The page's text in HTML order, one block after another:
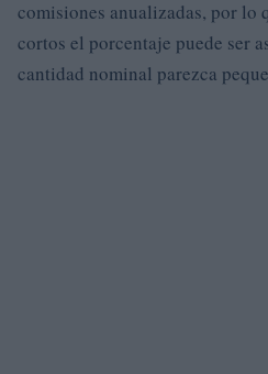
comisiones anualizadas, por lo
cortos el porcentaje puede ser
cantidad nominal parezca